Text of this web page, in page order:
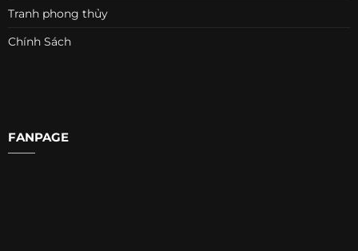
Tranh phong thủy
Chính Sách
FANPAGE